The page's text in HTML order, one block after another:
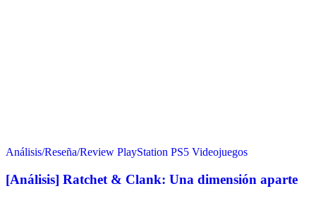
Análisis/Reseña/Review PlayStation PS5 Videojuegos
[Análisis] Ratchet & Clank: Una dimensión aparte